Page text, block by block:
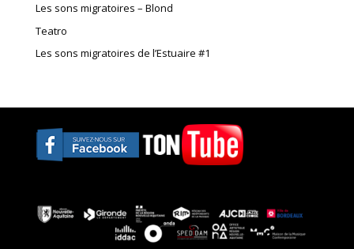
Les sons migratoires – Blond
Teatro
Les sons migratoires de l’Estuaire #1